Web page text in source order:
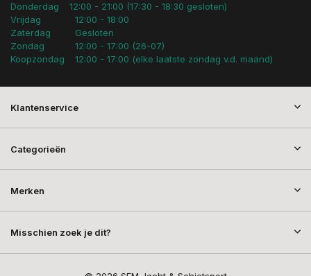
Donderdag
12:00 - 21:00 (17:30 - 18:30 gesloten)
Vrijdag
Zaterdag
Zondag
Koopzondag
12:00 - 18:00
Gesloten
12:00 - 17:00 (26-07)
12:00 - 17:00 (elke laatste zondag v.d. maand)
Klantenservice
Categorieën
Merken
Misschien zoek je dit?